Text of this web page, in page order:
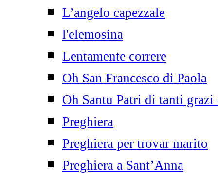
L’angelo capezzale
l'elemosina
Lentamente correre
Oh San Francesco di Paola
Oh Santu Patri di tanti grazi
Preghiera
Preghiera per trovar marito
Preghiera a Sant’Anna